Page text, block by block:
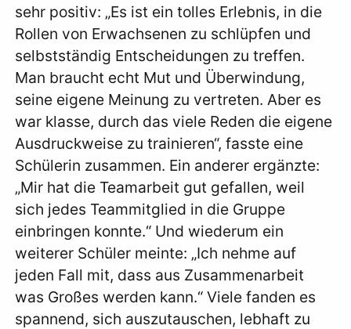
sehr positiv: „Es ist ein tolles Erlebnis, in die
Rollen von Erwachsenen zu schlüpfen und
selbstständig Entscheidungen zu treffen.
Man braucht echt Mut und Überwindung,
seine eigene Meinung zu vertreten. Aber es
war klasse, durch das viele Reden die eigene
Ausdruckweise zu trainieren“, fasste eine
Schülerin zusammen. Ein anderer ergänzte:
„Mir hat die Teamarbeit gut gefallen, weil
sich jedes Teammitglied in die Gruppe
einbringen konnte.“ Und wiederum ein
weiterer Schüler meinte: „Ich nehme auf
jeden Fall mit, dass aus Zusammenarbeit
was Großes werden kann.“ Viele fanden es
spannend, sich auszutauschen, lebhaft zu